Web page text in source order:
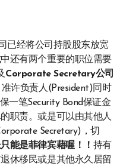
已经将公司持股股东放宽
还有两个重要的职位需要
Corporate Secretary公司
许负责人(President)同时
一笔Security Bond保证金
职责。或是可以由其他人
Secretary)，切
能是菲律宾藉喔！！ 持有
休移民或是其他永久居留